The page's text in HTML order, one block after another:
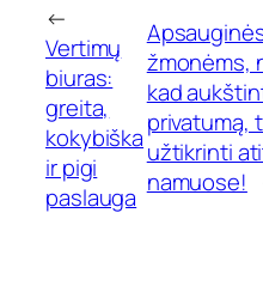
←
Vertimų
biuras:
greita,
kokybiška
ir pigi
paslauga
žmonėms,
kad
privatumą,
užtikrinti
namuose!